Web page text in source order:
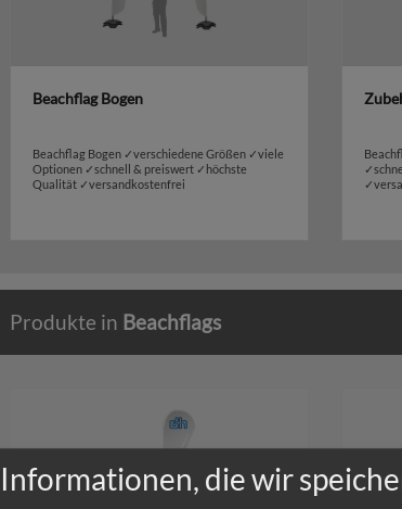
Beachflag Bogen
Beachflag Bogen ✓verschiedene Größen ✓viele
Optionen ✓schnell & preiswert ✓höchste
Qualität ✓versandkostenfrei
Produkte in Beachflags
Informationen, die wir